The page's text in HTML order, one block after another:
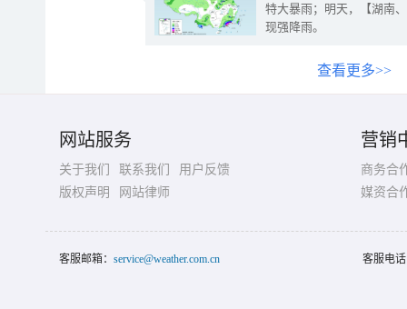
特大暴雨；明天，【湖南
现强降雨。
查看更多>>
网站服务
关于我们 联系我们
用户反馈
版权声明
网站律师
营销
商务合
媒资合
客服邮箱： service@weather.com.cn 客服电